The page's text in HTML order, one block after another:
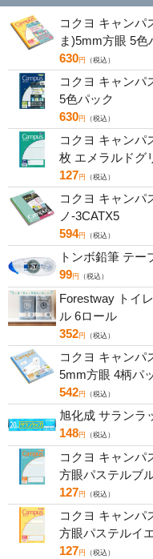
コクヨ キャンパ
ま)5mm方眼 5色
630円 （税込）
コクヨ キャンパ
5色パック
630円 （税込）
コクヨ キャンパ
枚 エメラルドグ
127円 （税込）
コクヨ キャンパ
ノ-3CATX5
594円 （税込）
トンボ鉛筆 テ
99円 （税込）
Forestway トイ
ル 6ロール
352円 （税込）
コクヨ キャンパ
5mm方眼 4柄パ
542円 （税込）
旭化成 サランラ
148円 （税込）
コクヨ キャンパ
方眼パステルブ
127円 （税込）
コクヨ キャンパ
方眼パステルイ
127円 （税込）